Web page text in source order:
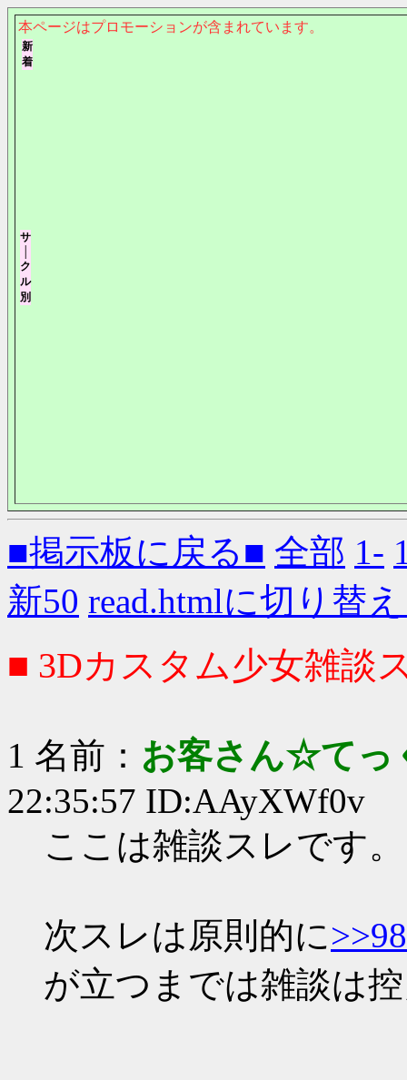
本ページはプロモーションが含まれています。
■掲示板に戻る■ 全部 1-
新50 read.htmlに切り替
■ 3Dカスタム少女雑談
1 名前： お客さん☆てっ
22:35:57 ID:AAyXWf0v
ここは雑談スレです。
次スレは原則的に
が立つまでは雑談は